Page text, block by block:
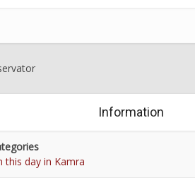
Information
this day in Kamra